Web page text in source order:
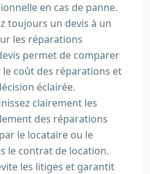
en cas de panne.
toujours un devis à un
les réparations
permet de comparer
le coût des réparations et
éclairée.
clairement les
des réparations
le locataire ou le
le contrat de location.
les litiges et garantit